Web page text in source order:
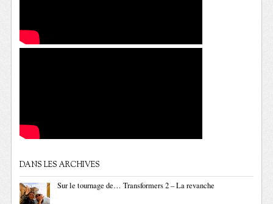
DANS LES ARCHIVES
Sur le tournage de… Transformers 2 – La revanche